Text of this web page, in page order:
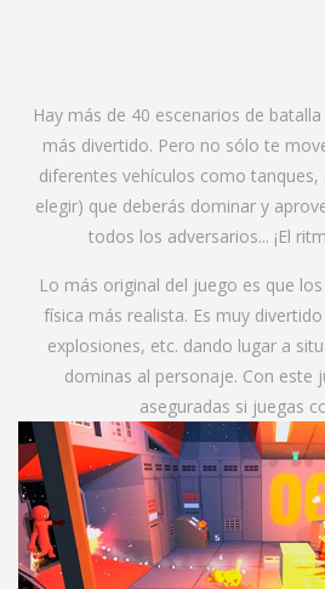
Hay más de 40 escenarios de
más divertido. Pero no sólo te
diferentes vehículos como tanques,
elegir) que deberás dominar y
todos los adversarios... ¡El
Lo más original del juego es que
física más realista. Es muy
explosiones, etc. dando lugar a
dominas al personaje. Con este
aseguradas si juegas